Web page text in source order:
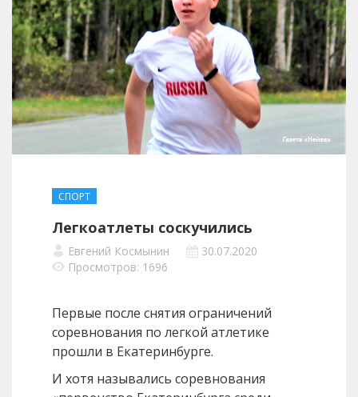
СПОРТ
Легкоатлеты соскучились
Евгений Космынин
30.07.2020
Просмотров: 1696
Первые после снятия ограничений
соревнования по легкой атлетике
прошли в Екатеринбурге.
И хотя назывались соревнования